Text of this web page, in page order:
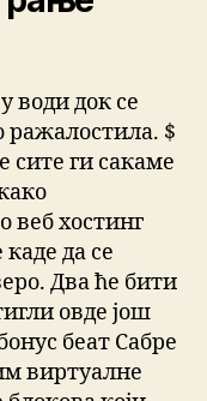
води док се
ражалостила. $
сите ги сакаме
веб хостинг
да се
Два ће бити
овде још
беат Сабре
виртуалне